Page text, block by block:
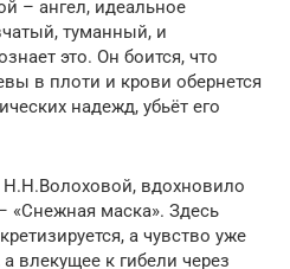
– ангел, идеальное
туманный, и
это. Он боится, что
в плоти и крови обернется
надежд, убьёт его
Н.Н.Волоховой, вдохновило
«Снежная маска». Здесь
а чувство уже
влекущее к гибели через